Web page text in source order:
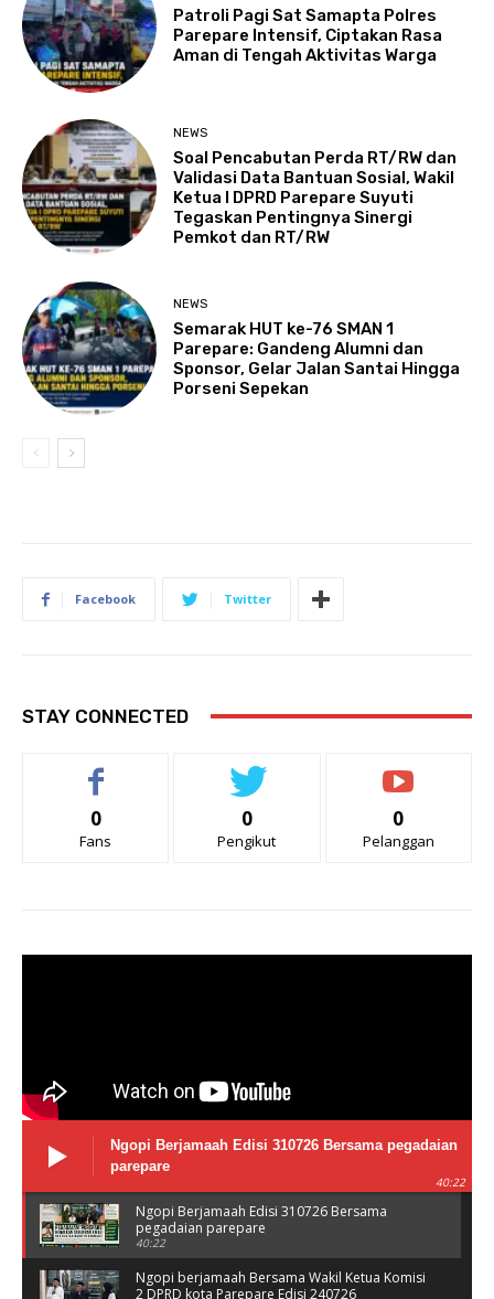
Patroli Pagi Sat Samapta Polres
Parepare Intensif, Ciptakan Rasa
Aman di Tengah Aktivitas Warga
NEWS
Soal Pencabutan Perda RT/RW dan
Validasi Data Bantuan Sosial, Wakil
Ketua I DPRD Parepare Suyuti
Tegaskan Pentingnya Sinergi
Pemkot dan RT/RW
NEWS
Semarak HUT ke-76 SMAN 1
Parepare: Gandeng Alumni dan
Sponsor, Gelar Jalan Santai Hingga
Porseni Sepekan
Facebook Twitter
STAY CONNECTED
0
Fans
0
Pengikut
0
Pelanggan
Ngopi Berjamaah Edisi 310726 Bersama pegadaian
parepare
40:22
Ngopi Berjamaah Edisi 310726 Bersama
pegadaian parepare
40:22
Ngopi berjamaah Bersama Wakil Ketua Komisi
2 DPRD kota Parepare Edisi 240726